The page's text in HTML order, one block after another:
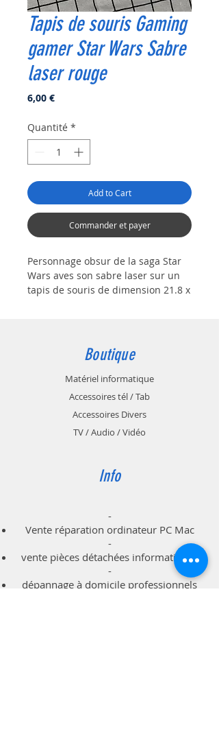
Tapis de souris Gaming
gamer Star Wars Sabre
laser rouge
6,00 €Prix
Quantité *
Add to Cart
Commander et payer
Personnage obsur de la saga Star
Wars aves son sabre laser sur un
tapis de souris de dimension 21.8 x
sciences fiction Starwars, vous
reconnaitrez forcement ce
personnage Sith qui fait partie de
Boutique
Matériel informatique
Accessoires tél / Tab
Accessoires Divers
TV / Audio / Vidéo
Info
-
Vente réparation ordinateur PC Mac
-
vente pièces détachées informatiques
-
dépannage à domicile professionnels